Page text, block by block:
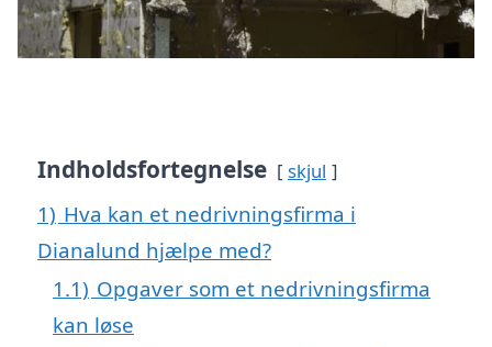
Indholdsfortegnelse skjul
1) Hva kan et nedrivningsfirma i
Dianalund hjælpe med?
1.1) Opgaver som et nedrivningsfirma
kan løse